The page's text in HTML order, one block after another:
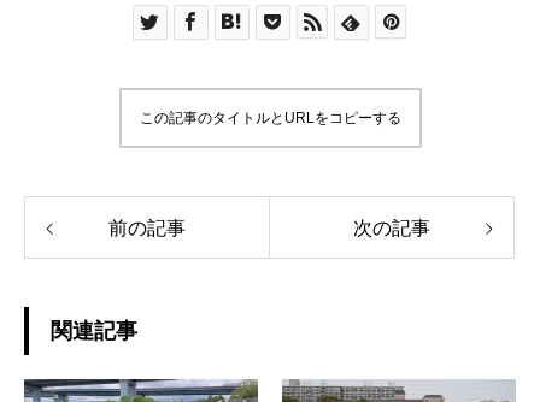
この記事のタイトルとURLをコピーする
前の記事 次の記事
関連記事